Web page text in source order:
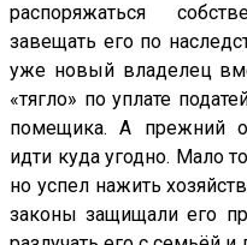
распоряжаться
завещать его по
уже новый владелец
«тягло» по уплате
помещика. А прежний
идти куда угодно. Мало
но успел нажить
законы защищали его